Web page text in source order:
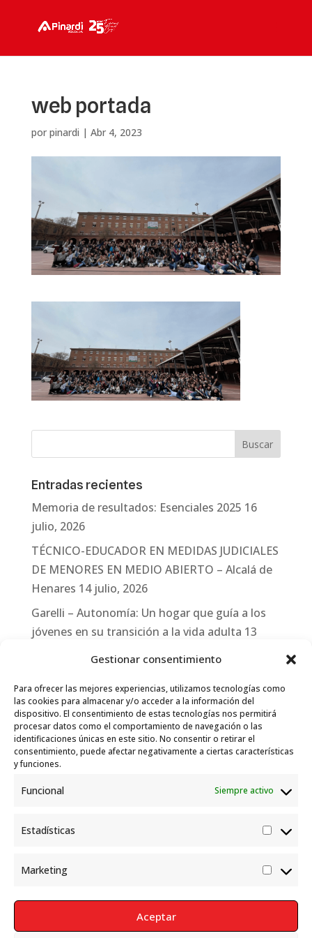
Gestionar consentimiento
Para ofrecer las mejores experiencias, utilizamos tecnologías como
las cookies para almacenar y/o acceder a la información del
dispositivo. El consentimiento de estas tecnologías nos permitirá
procesar datos como el comportamiento de navegación o las
identificaciones únicas en este sitio. No consentir o retirar el
consentimiento, puede afectar negativamente a ciertas características
y funciones.
Funcional Siempre activo
Estadísticas
Marketing
Aceptar
web portada
por pinardi | Abr 4, 2023
Entradas recientes
Memoria de resultados: Esenciales 2025 16
julio, 2026
TÉCNICO-EDUCADOR EN MEDIDAS JUDICIALES
DE MENORES EN MEDIO ABIERTO – Alcalá de
Henares 14 julio, 2026
Garelli – Autonomía: Un hogar que guía a los
jóvenes en su transición a la vida adulta 13
Garelli-Refugio: Acciones de empleo en el
marco del Sistema de Acogida de Protección
Internacional 10 julio, 2026